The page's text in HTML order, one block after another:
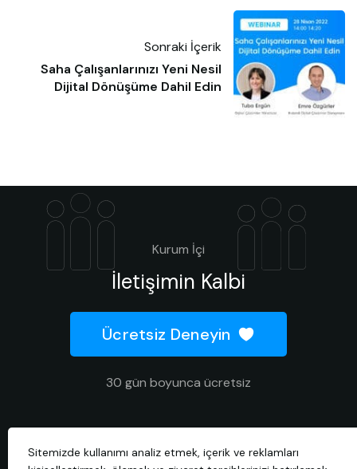
Sonraki İçerik
Saha Çalışanlarınızı Yeni Nesil
Dijital Dönüşüme Dahil Edin
Kurum İçi
İletişimin Kalbi
Ücretsiz Deneyin
30 gün boyunca ücretsiz
2026 © Tüm hakları saklıdır.
Sitemizde kullanımı analiz etmek, içerik ve reklamları